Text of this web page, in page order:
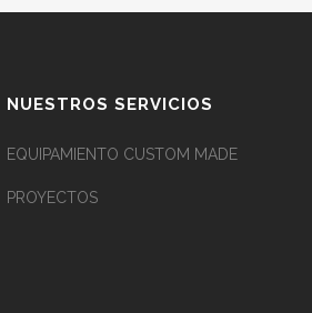
NUESTROS SERVICIOS
EQUIPAMIENTO CUSTOM MADE
PROYECTOS